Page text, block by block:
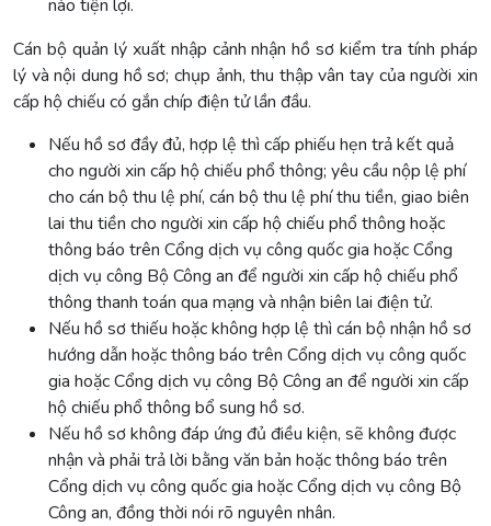
nào tiện lợi.
Cán bộ quản lý xuất nhập cảnh nhận hồ sơ kiểm tra tính pháp
lý và nội dung hồ sơ; chụp ảnh, thu thập vân tay của người xin
cấp hộ chiếu có gắn chíp điện tử lần đầu.
Nếu hồ sơ đầy đủ, hợp lệ thì cấp phiếu hẹn trả kết quả
cho người xin cấp hộ chiếu phổ thông; yêu cầu nộp lệ phí
cho cán bộ thu lệ phí, cán bộ thu lệ phí thu tiền, giao biên
lai thu tiền cho người xin cấp hộ chiếu phổ thông hoặc
thông báo trên Cổng dịch vụ công quốc gia hoặc Cổng
dịch vụ công Bộ Công an để người xin cấp hộ chiếu phổ
thông thanh toán qua mạng và nhận biên lai điện tử.
Nếu hồ sơ thiếu hoặc không hợp lệ thì cán bộ nhận hồ sơ
hướng dẫn hoặc thông báo trên Cổng dịch vụ công quốc
gia hoặc Cổng dịch vụ công Bộ Công an để người xin cấp
hộ chiếu phổ thông bổ sung hồ sơ.
Nếu hồ sơ không đáp ứng đủ điều kiện, sẽ không được
nhận và phải trả lời bằng văn bản hoặc thông báo trên
Cổng dịch vụ công quốc gia hoặc Cổng dịch vụ công Bộ
Công an, đồng thời nói rõ nguyên nhân.